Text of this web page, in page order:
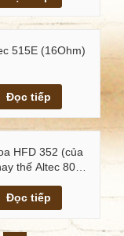
Xem chi tiết
515E (16Ohm)
Đọc tiếp
Xem chi tiết
HFD 352 (của
thế Altec 802-
Đọc tiếp